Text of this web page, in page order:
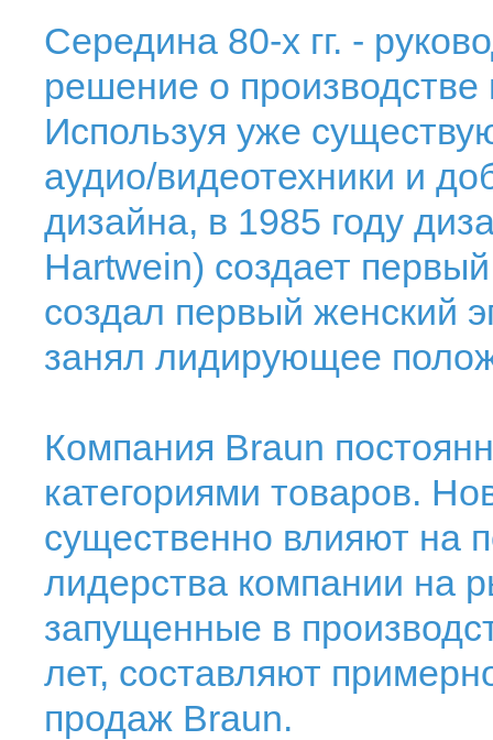
Середина 80-х гг. -
решение о производстве
Используя уже
аудио/видеотехники и
дизайна, в 1985 году
Hartwein) создает
создал первый женский
занял лидирующее
Компания Braun
категориями товаров.
существенно влияют на
лидерства компании на
запущенные в
лет, составляют
продаж Braun.